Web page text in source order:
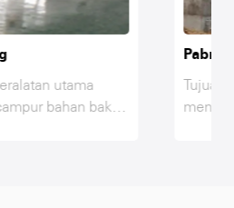
bantalan basah
Mill adalah peralatan utama
dan mencampur bahan baku di